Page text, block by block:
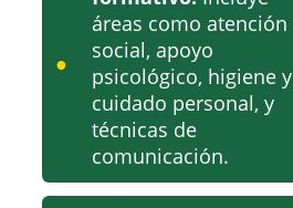
áreas como atención
social, apoyo
psicológico, higiene y
cuidado personal, y
técnicas de
comunicación.